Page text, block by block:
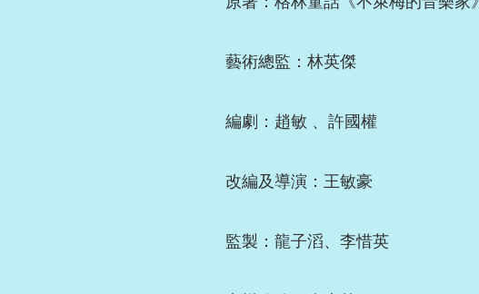
藝術總監：林英傑
編劇：趙敏 、許國權
改編及導演：王敏豪
監製：龍子滔、李惜英